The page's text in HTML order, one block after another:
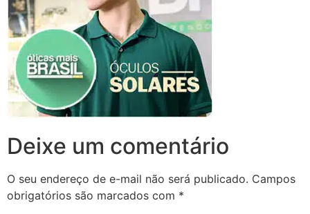
Deixe um comentário
O seu endereço de e-mail não será publicado. Campos
obrigatórios são marcados com *